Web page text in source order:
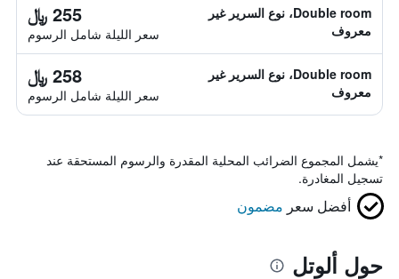
Double room، نوع السرير غير
معروف
255 ﷼
سعر الليلة شامل الرسوم
Double room، نوع السرير غير
معروف
258 ﷼
سعر الليلة شامل الرسوم
*يشمل المجموع الضرائب المحلية المقدرة والرسوم المستحقة عند
تسجيل المغادرة.
أفضل سعر مضمون
حول ألوتل